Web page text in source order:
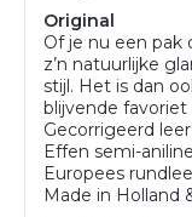
Original
Of je nu een pak
z’n natuurlijke
stijl. Het is dan
blijvende favoriet
Gecorrigeerd leer
Effen semi-
Europees
Made in Holland